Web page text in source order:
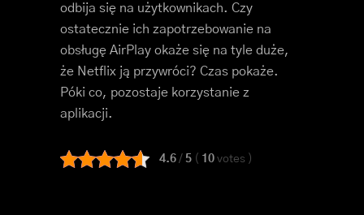
odbija się na użytkownikach. Czy
ostatecznie ich zapotrzebowanie na
obsługę AirPlay okaże się na tyle duże,
że Netflix ją przywróci? Czas pokaże.
Póki co, pozostaje korzystanie z
aplikacji.
4.6 / 5 ( 10 votes )